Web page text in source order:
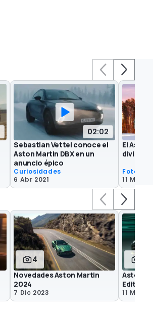
02:02
Sebastian Vettel conoce el
Aston Martin DBX en un
anuncio épico
Curiosidades
6 Abr 2021
El Aston
divierte
Fotos
11 Mar
4
Novedades Aston Martin
2024
7 Dic 2023
Aston
Edition
11 May